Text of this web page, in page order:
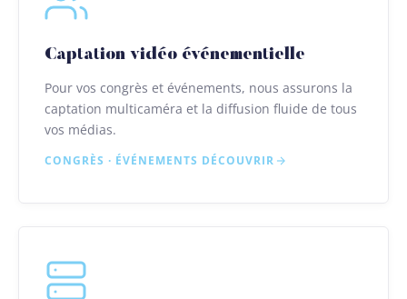
Captation vidéo événementielle
Pour vos congrès et événements, nous assurons la
captation multicaméra et la diffusion fluide de tous
vos médias.
CONGRÈS · ÉVÉNEMENTS DÉCOUVRIR